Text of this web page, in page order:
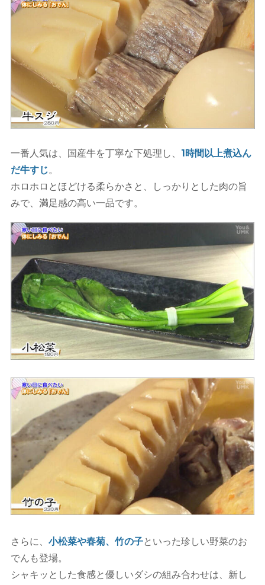
一番人気は、国産牛を丁寧な下処理し、 1時間以上煮込ん
だ牛すじ。
ホロホロとほどける柔らかさと、しっかりとした肉の旨
みで、満足感の高い一品です。
さらに、 小松菜や春菊、竹の子といった珍しい野菜のお
でんも登場。
シャキッとした食感と優しいダシの組み合わせは、新し